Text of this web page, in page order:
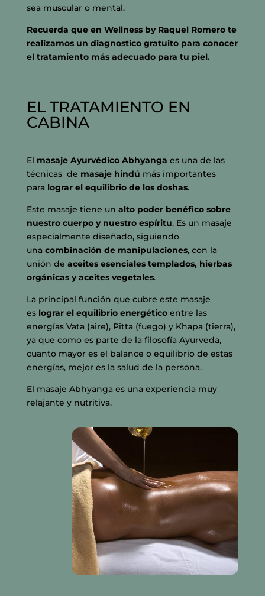
sea muscular o mental.
Recuerda que en Wellness by Raquel Romero te
realizamos un diagnostico gratuito para conocer
el tratamiento más adecuado para tu piel.
EL TRATAMIENTO EN
CABINA
El masaje Ayurvédico Abhyanga es una de las
técnicas de masaje hindú más importantes
para lograr el equilibrio de los doshas.
Este masaje tiene un alto poder benéfico sobre
nuestro cuerpo y nuestro espíritu. Es un masaje
especialmente diseñado, siguiendo
una combinación de manipulaciones, con la
unión de aceites esenciales templados, hierbas
orgánicas y aceites vegetales.
La principal función que cubre este masaje
es lograr el equilibrio energético entre las
energías Vata (aire), Pitta (fuego) y Khapa (tierra),
ya que como es parte de la filosofía Ayurveda,
cuanto mayor es el balance o equilibrio de estas
energías, mejor es la salud de la persona.
El masaje Abhyanga es una experiencia muy
relajante y nutritiva.